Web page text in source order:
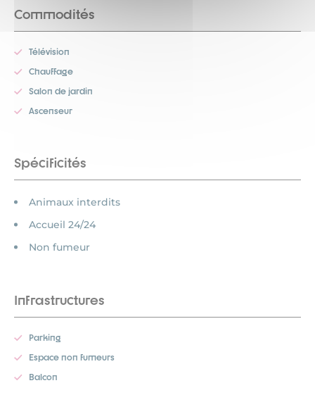
Commodités
Télévision
Chauffage
Salon de jardin
Ascenseur
Spécificités
Animaux interdits
Accueil 24/24
Non fumeur
Infrastructures
Parking
Espace non fumeurs
Balcon